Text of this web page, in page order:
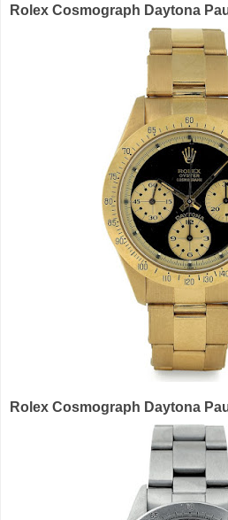
Rolex Cosmograph Daytona
Rolex Cosmograph Daytona